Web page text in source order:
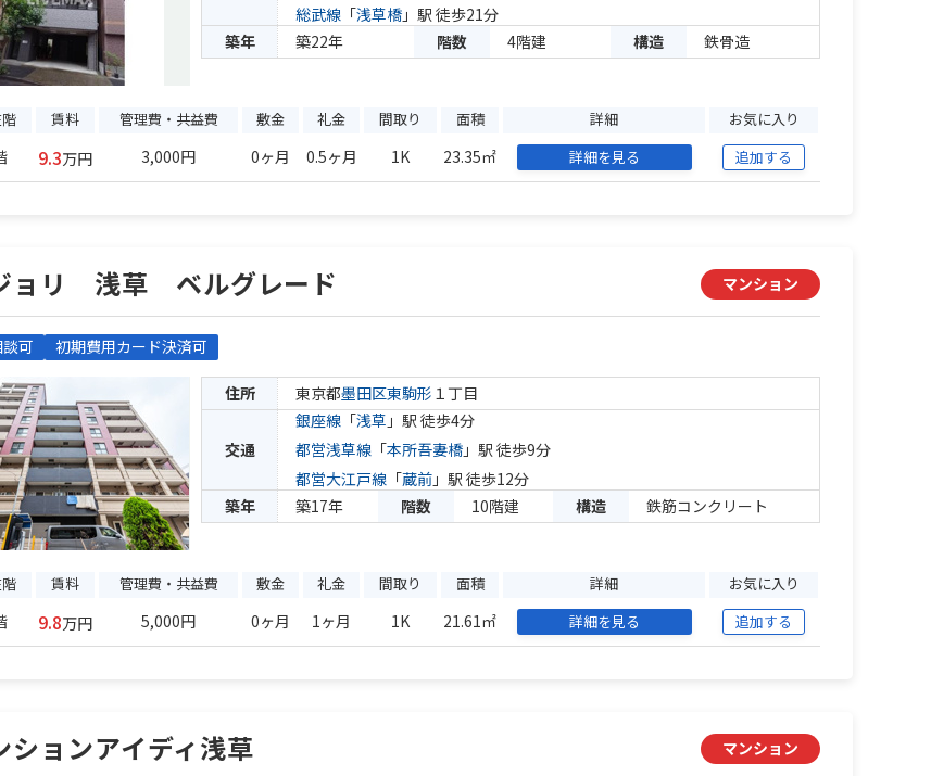
総武線 「浅草橋 」駅 徒歩21分
築年
築22年 階数 4階建 構造 鉄骨造
賃料 管理費・共益費 敷金 礼金 間取り 面積 詳細 お気に入り
9.3万円 3,000円 0ヶ月 0.5ヶ月 1K 23.35㎡ 詳細を見る 追加する
リ 浅草 ベルグレード マンション
可 初期費用カード決済可
住所 東京都墨田区東駒形 １丁目
交通
銀座線 「浅草 」駅 徒歩4分
都営浅草線 「本所吾妻橋 」駅 徒歩9分
都営大江戸線 「蔵前 」駅 徒歩12分
築年
築17年 階数 10階建 構造 鉄筋コンクリート
賃料 管理費・共益費 敷金 礼金 間取り 面積 詳細 お気に入り
9.8万円 5,000円 0ヶ月 1ヶ月 1K 21.61㎡ 詳細を見る 追加する
ションアイディ浅草 マンション